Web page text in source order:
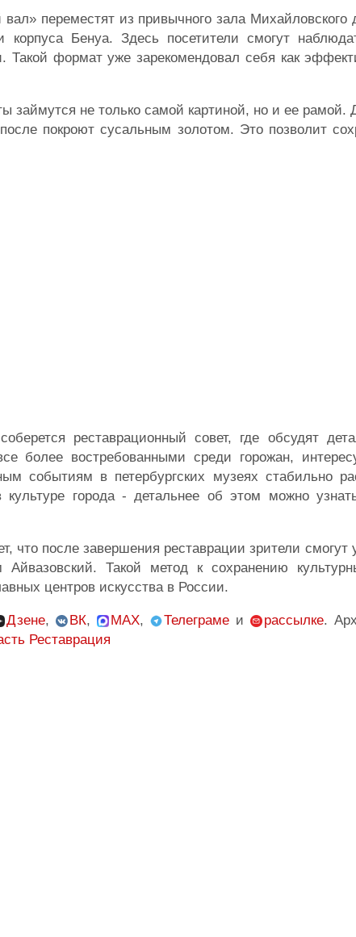
переместят из привычного зала
корпуса Бенуа. Здесь посетители смогут
Такой формат уже зарекомендовал себя как
займутся не только самой картиной, но и ее рамой.
покроют сусальным золотом. Это позволит
реставрационный совет, где обсудят
более востребованными среди горожан,
событиям в петербургских музеях стабильно
города - детальнее об этом можно
что после завершения реставрации зрители
Такой метод к сохранению
центров искусства в России.
Дзене, ВК, MAX, Телеграме и рассылке.
Реставрация